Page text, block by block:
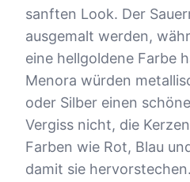
sanften Look. Der
ausgemalt werden,
eine hellgoldene Farbe
Menora würden
oder Silber einen
Vergiss nicht, die
Farben wie Rot, Blau
damit sie